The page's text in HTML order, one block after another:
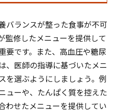
バランスが整った食事が不可
監修したメニューを提供して
要です。また、高血圧や糖尿
、医師の指導に基づいたメニ
を選ぶようにしましょう。例
ューや、たんぱく質を控えた
わせたメニューを提供してい